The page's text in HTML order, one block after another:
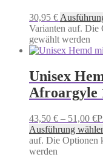
30,95 €
Varianten auf. Die
gewählt werden
Unisex
Afroargyle
43,50 € – 51,00 €
Ausführung
auf. Die Optionen
werden